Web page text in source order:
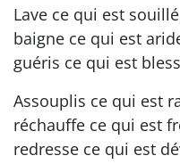
Lave ce qui est
baigne ce qui est
guéris ce qui est
Assouplis ce qui est
réchauffe ce qui est
redresse ce qui est